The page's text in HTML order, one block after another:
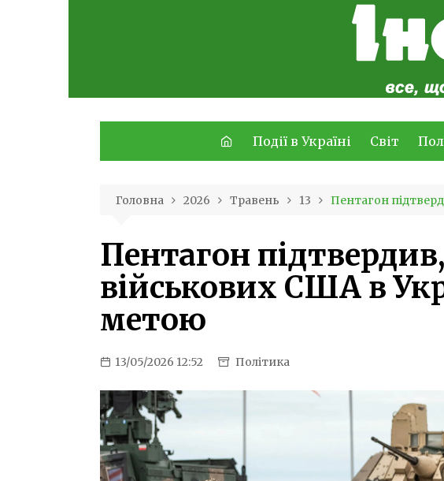
Події в Україні Світ
Головна 2026 Травень 13 Пентагон
Пентагон
військових США в
метою
13/05/2026 12:52 Політика